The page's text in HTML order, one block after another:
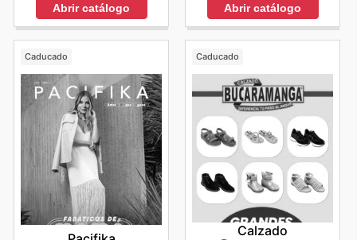
Abrir catálogo Abrir catálogo
Caducado Caducado
Calzado